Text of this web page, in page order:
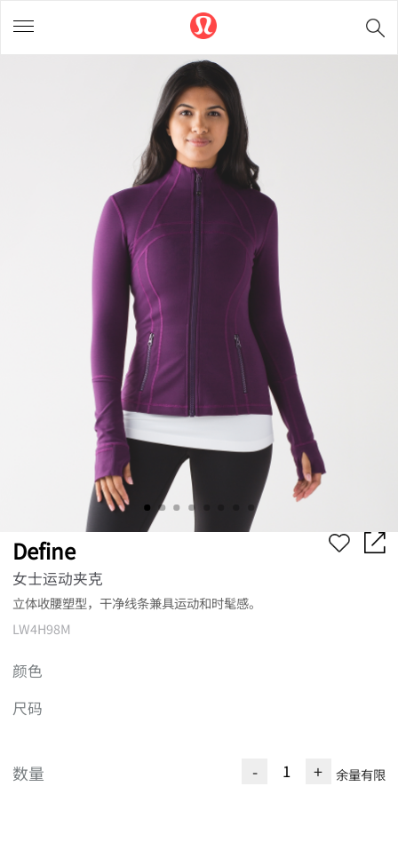
Define
女士运动夹克
立体收腰塑型，干净线条兼具运动和时髦感。
LW4H98M
颜色
尺码
数量 - + 余量有限